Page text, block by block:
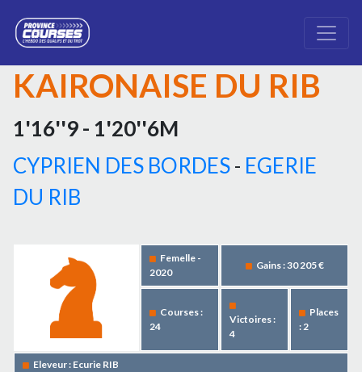
KAIRONAISE DU RIB
1'16''9 - 1'20''6M
CYPRIEN DES BORDES- EGERIE
DU RIB
Femelle -
2020
Gains : 30 205 €
Courses :
24
Victoires :
4
Places
: 2
Eleveur : Ecurie RIB